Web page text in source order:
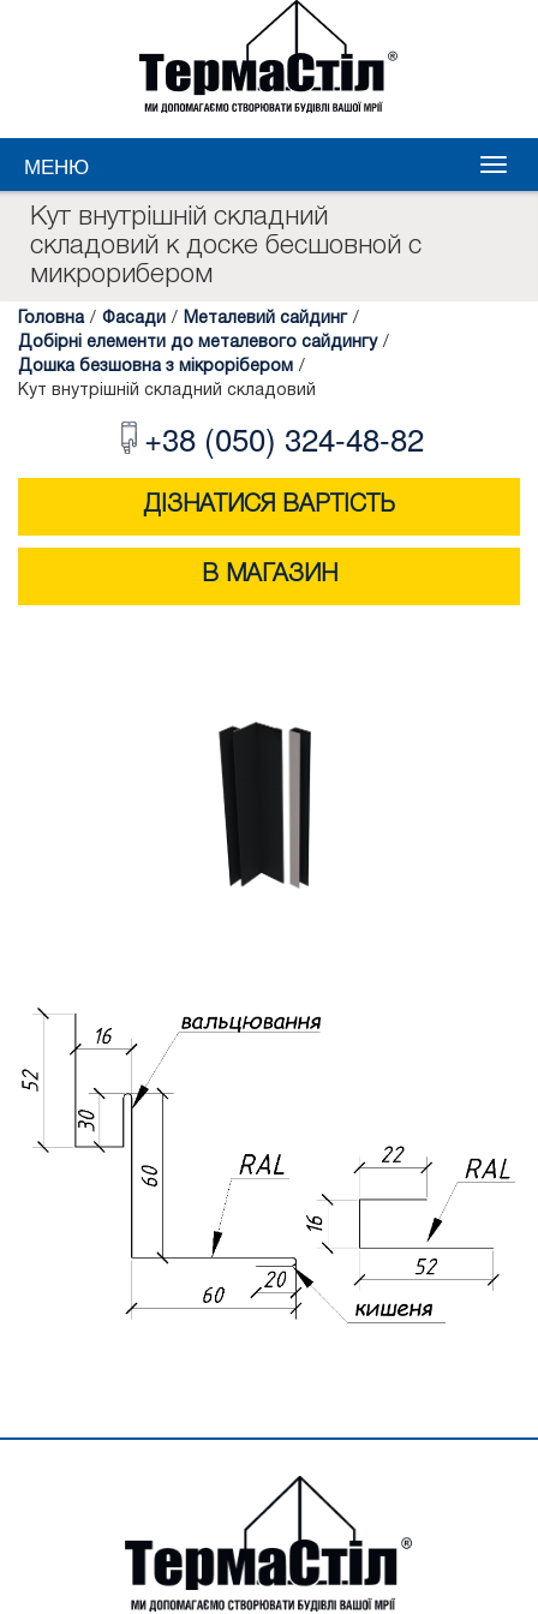
МЕНЮ
Кут внутрішній складний
складовий к доске бесшовной с
микрорибером
Головна / Фасади / Металевий сайдинг /
Добірні елементи до металевого сайдингу /
Дошка безшовна з мікрорібером /
Кут внутрішній складний складовий
+38 (050) 324-48-82
ДІЗНАТИСЯ ВАРТІСТЬ
В МАГАЗИН